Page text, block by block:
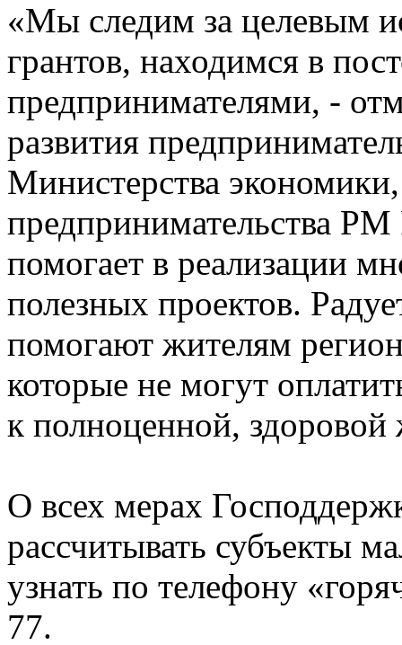
«Мы следим за целевым
грантов, находимся в
предпринимателями, -
развития
Министерства
предпринимательства
помогает в реализации
полезных проектов.
помогают жителям
которые не могут
к полноценной,
О всех мерах
рассчитывать субъекты
узнать по телефону
77.